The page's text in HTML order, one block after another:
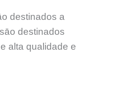
destinados a
destinados
alta qualidade e